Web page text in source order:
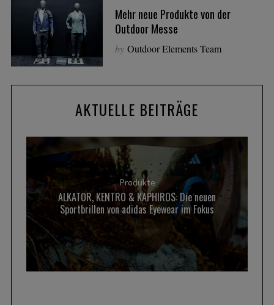
Mehr neue Produkte von der
Outdoor Messe
by Outdoor Elements Team
AKTUELLE BEITRÄGE
Produkte
ALKATOR, KENTRO & KAPHIROS: Die neuen
Sportbrillen von adidas Eyewear im Fokus